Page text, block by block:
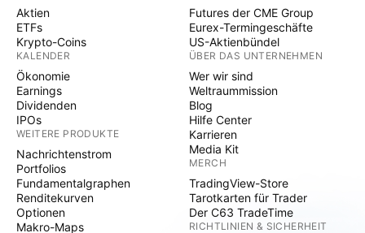
Aktien
ETFs
Krypto-Coins
KALENDER
Ökonomie
Earnings
Dividenden
IPOs
WEITERE PRODUKTE
Nachrichtenstrom
Portfolios
Fundamentalgraphen
Renditekurven
Optionen
Makro-Maps
Futures der CME Group
Eurex-Termingeschäfte
US-Aktienbündel
ÜBER DAS UNTERNEHMEN
Wer wir sind
Weltraummission
Blog
Hilfe Center
Karrieren
Media Kit
MERCH
TradingView-Store
Tarotkarten für Trader
Der C63 TradeTime
RICHTLINIEN & SICHERHEIT